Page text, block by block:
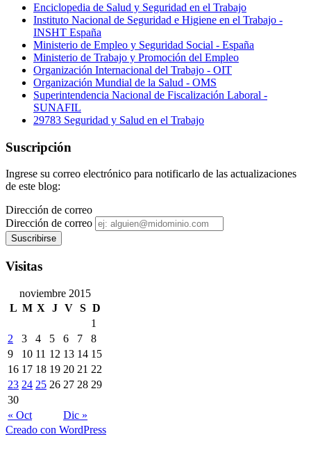
Enciclopedia de Salud y Seguridad en el Trabajo
Instituto Nacional de Seguridad e Higiene en el Trabajo -
INSHT España
Ministerio de Empleo y Seguridad Social - España
Ministerio de Trabajo y Promoción del Empleo
Organización Internacional del Trabajo - OIT
Organización Mundial de la Salud - OMS
Superintendencia Nacional de Fiscalización Laboral -
SUNAFIL
29783 Seguridad y Salud en el Trabajo
Suscripción
Ingrese su correo electrónico para notificarlo de las actualizaciones
de este blog:
Dirección de correo
Dirección de correo
Visitas
noviembre 2015
L M X J V S D
« Oct Dic »
1
2
3 4 5 6 7
8
9
10 11 12 13 14 15
16 17 18 19 20 21 22
23 24 25 26 27 28 29
30
Creado con WordPress